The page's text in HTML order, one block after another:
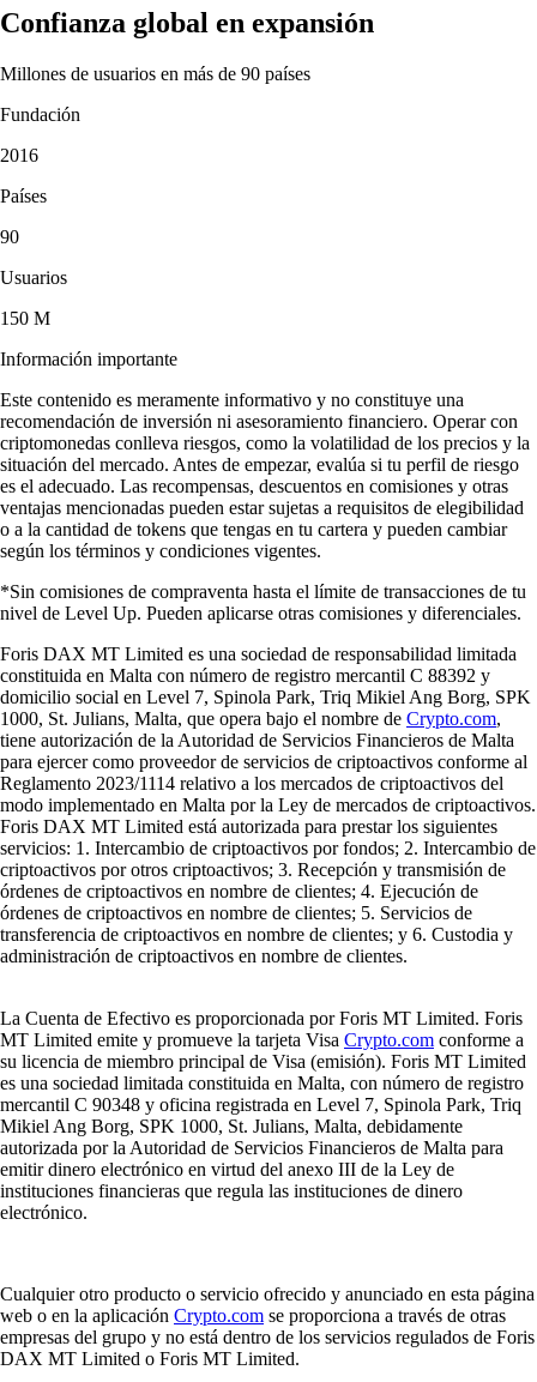
Confianza global en expansión
Millones de usuarios en más de 90 países
Fundación
2016
Países
90
Usuarios
150 M
Información importante
Este contenido es meramente informativo y no constituye una
recomendación de inversión ni asesoramiento financiero. Operar con
criptomonedas conlleva riesgos, como la volatilidad de los precios y la
situación del mercado. Antes de empezar, evalúa si tu perfil de riesgo
es el adecuado. Las recompensas, descuentos en comisiones y otras
ventajas mencionadas pueden estar sujetas a requisitos de elegibilidad
o a la cantidad de tokens que tengas en tu cartera y pueden cambiar
según los términos y condiciones vigentes.
*Sin comisiones de compraventa hasta el límite de transacciones de tu
nivel de Level Up. Pueden aplicarse otras comisiones y diferenciales.
Foris DAX MT Limited es una sociedad de responsabilidad limitada
constituida en Malta con número de registro mercantil C 88392 y
domicilio social en Level 7, Spinola Park, Triq Mikiel Ang Borg, SPK
1000, St. Julians, Malta, que opera bajo el nombre de Crypto.com,
tiene autorización de la Autoridad de Servicios Financieros de Malta
para ejercer como proveedor de servicios de criptoactivos conforme al
Reglamento 2023/1114 relativo a los mercados de criptoactivos del
modo implementado en Malta por la Ley de mercados de criptoactivos.
Foris DAX MT Limited está autorizada para prestar los siguientes
servicios: 1. Intercambio de criptoactivos por fondos; 2. Intercambio de
criptoactivos por otros criptoactivos; 3. Recepción y transmisión de
órdenes de criptoactivos en nombre de clientes; 4. Ejecución de
órdenes de criptoactivos en nombre de clientes; 5. Servicios de
transferencia de criptoactivos en nombre de clientes; y 6. Custodia y
administración de criptoactivos en nombre de clientes.
La Cuenta de Efectivo es proporcionada por Foris MT Limited. Foris
MT Limited emite y promueve la tarjeta Visa Crypto.com conforme a
su licencia de miembro principal de Visa (emisión). Foris MT Limited
es una sociedad limitada constituida en Malta, con número de registro
mercantil C 90348 y oficina registrada en Level 7, Spinola Park, Triq
Mikiel Ang Borg, SPK 1000, St. Julians, Malta, debidamente
autorizada por la Autoridad de Servicios Financieros de Malta para
emitir dinero electrónico en virtud del anexo III de la Ley de
instituciones financieras que regula las instituciones de dinero
electrónico.
Cualquier otro producto o servicio ofrecido y anunciado en esta página
web o en la aplicación Crypto.com se proporciona a través de otras
empresas del grupo y no está dentro de los servicios regulados de Foris
DAX MT Limited o Foris MT Limited.